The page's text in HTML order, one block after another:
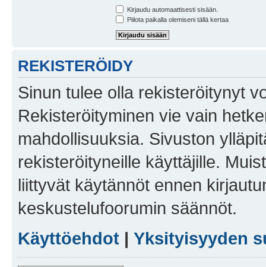
Kirjaudu automaattisesti sisään.
Piilota paikalla olemiseni tällä kertaa
REKISTERÖIDY
Sinun tulee olla rekisteröitynyt
Rekisteröityminen vie vain
mahdollisuuksia. Sivuston
rekisteröityneille käyttäjille.
liittyvät käytännöt ennen
keskustelufoorumin säännöt.
Käyttöehdot | Yksityisyyden